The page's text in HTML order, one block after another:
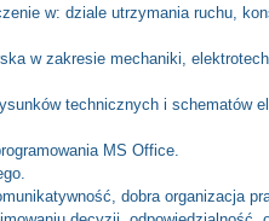
w: dziale utrzymania ruchu,
w zakresie mechaniki,
technicznych i schematów
MS Office.
dobra organizacja